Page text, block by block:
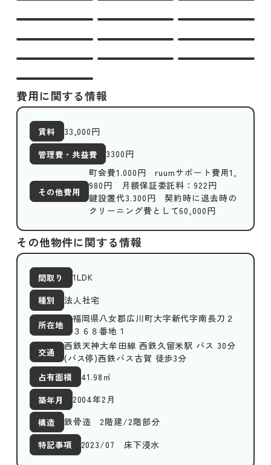
費用に関する情報
賃料 33,000円
管理費・共益費
3300円
その他費用
町会費1.000円 ruumサポート費用1,
980円 月額保証委託料：922円
鍵設置代3.300円 契約時に退去時の
クリーニング費として60,000円
その他物件に関する情報
間取り
1LDK
種別
法人社宅
所在地
福岡県八女郡広川町大字新代字南長刀２
３６８番地１
交通
西鉄天神大牟田線 西鉄久留米駅 バス 30分
(バス停)西鉄バス古賀 徒歩3分
占有面積
41.98 ㎡
築年月
2004年2月
構造
鉄骨造 2階建/2階部分
特記事項
2023/07 床下浸水